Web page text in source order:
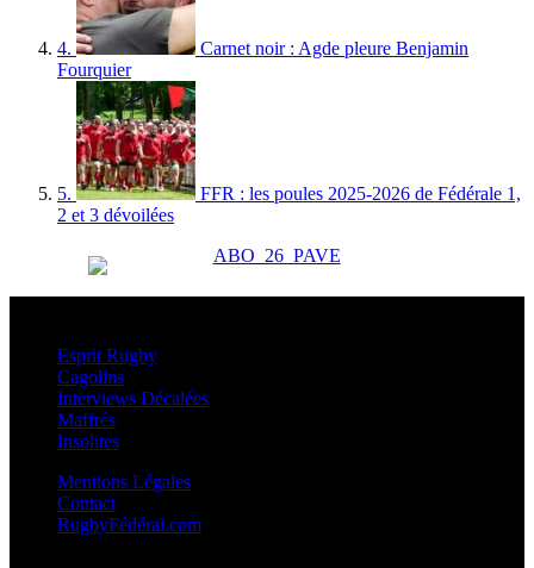
4.
Carnet noir : Agde pleure Benjamin
Fourquier
5.
FFR : les poules 2025-2026 de Fédérale 1,
2 et 3 dévoilées
Esprit Rugby
Cagolins
Interviews Décalées
Maffrés
Insolites
Mentions Légales
Contact
RugbyFédéral.com